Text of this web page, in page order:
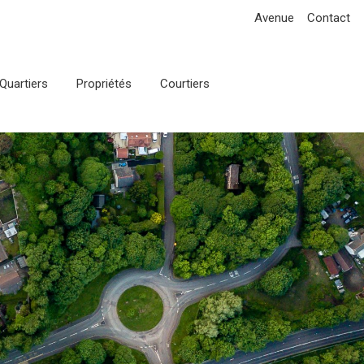
Avenue Contact
Quartiers Propriétés Courtiers